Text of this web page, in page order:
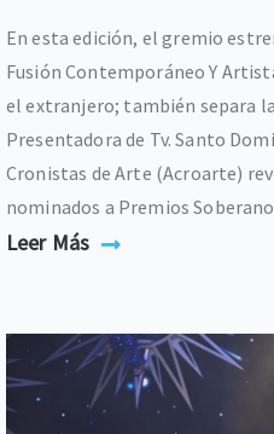
En esta edición, el gremio
Fusión Contemporáneo Y
el extranjero; también separa
Presentadora de Tv. Santo
Cronistas de Arte (Acroarte)
nominados a Premios
Leer Más